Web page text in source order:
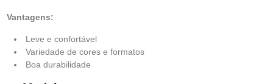
Vantagens:
Leve e confortável
Variedade de cores e formatos
Boa durabilidade